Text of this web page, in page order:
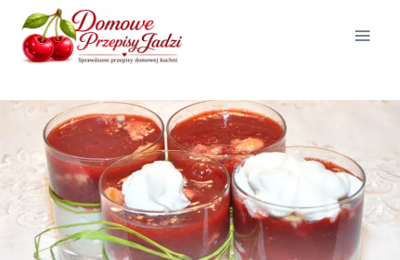
Przejdź
treści